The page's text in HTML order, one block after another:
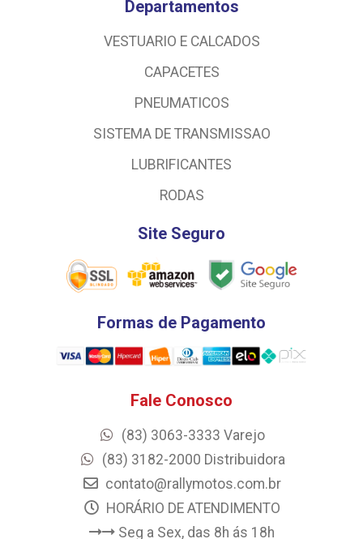
Departamentos
VESTUARIO E CALCADOS
CAPACETES
PNEUMATICOS
SISTEMA DE TRANSMISSAO
LUBRIFICANTES
RODAS
Site Seguro
Formas de Pagamento
Fale Conosco
(83) 3063-3333 Varejo
(83) 3182-2000 Distribuidora
contato@rallymotos.com.br
HORÁRIO DE ATENDIMENTO
Seg a Sex, das 8h ás 18h